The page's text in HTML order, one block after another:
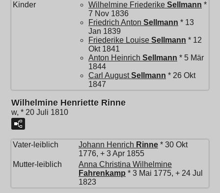
Kinder
Wilhelmine Friederike Sellmann *
7 Nov 1836
Friedrich Anton Sellmann * 13
Jan 1839
Friederike Louise Sellmann * 12
Okt 1841
Anton Heinrich Sellmann * 5 Mär
1844
Carl August Sellmann * 26 Okt
1847
Wilhelmine Henriette Rinne
w, * 20 Juli 1810
Vater-leiblich Johann Henrich Rinne * 30 Okt
1776, + 3 Apr 1855
Mutter-leiblich
Anna Christina Wilhelmine
Fahrenkamp * 3 Mai 1775, + 24 Jul
1823